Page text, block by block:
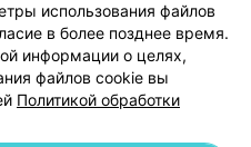
данных
использования файлов
в более позднее время.
информации о целях,
файлов cookie вы
Политикой обработки